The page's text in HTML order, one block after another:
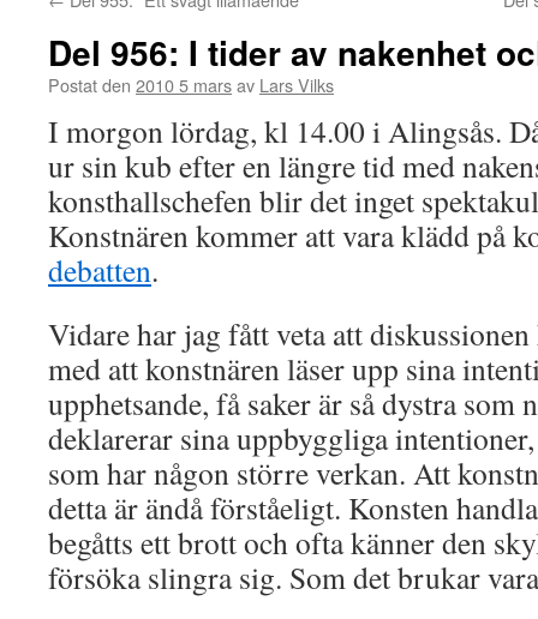
Del 956: I tider av nakenhet
Postat den 2010 5 marsav Lars Vilks
I morgon lördag, kl 14.00 i Alingsås.
ur sin kub efter en längre tid med
konsthallschefen blir det inget
Konstnären kommer att vara klädd på
debatten.
Vidare har jag fått veta att
med att konstnären läser upp sina
upphetsande, få saker är så dystra som
deklarerar sina uppbyggliga
som har någon större verkan. Att
detta är ändå förståeligt. Konsten
begåtts ett brott och ofta känner den
försöka slingra sig. Som det brukar